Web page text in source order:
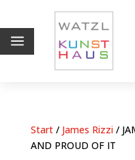
a
Start/ James Rizzi/
AND PROUD OF IT